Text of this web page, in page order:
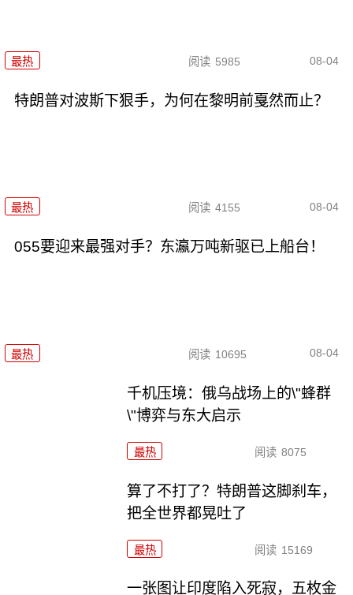
最热 阅读 5985 08-04
特朗普对波斯下狠手，为何在黎明前戛然而止？
最热 阅读 4155 08-04
055要迎来最强对手？东瀛万吨新驱已上船台！
最热 阅读 10695 08-04
千机压境：俄乌战场上的\"蜂群
\"博弈与东大启示
最热 阅读 8075
算了不打了？特朗普这脚刹车，
把全世界都晃吐了
最热 阅读 15169
一张图让印度陷入死寂，五枚金